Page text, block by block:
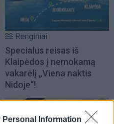
Personal Information
Renginiai
Specialus reisas iš
Klaipėdos į nemokamą
vakarėlį „Viena naktis
Nidoje“!